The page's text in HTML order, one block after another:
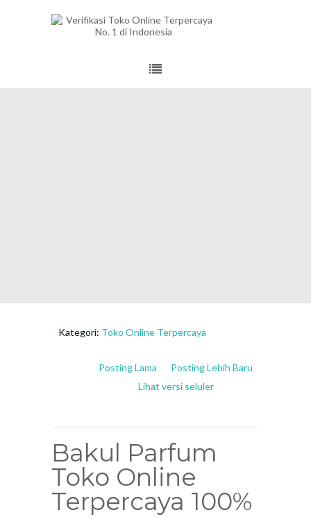
Kategori: Toko Online Terpercaya
Posting Lebih Baru
Posting Lama
Lihat versi seluler
Bakul Parfum
Toko Online
Terpercaya 100%